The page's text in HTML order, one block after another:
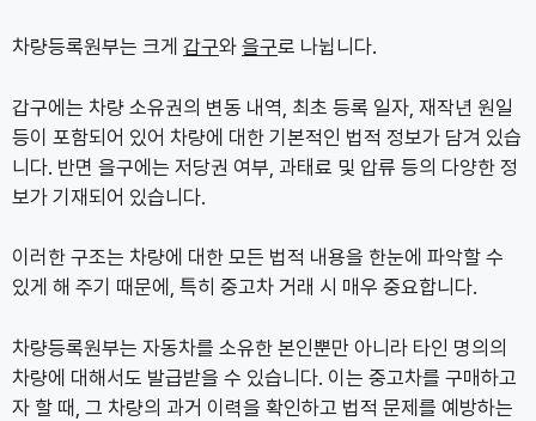
차량등록원부는 크게 갑구와 을구로 나뉩니다.
갑구에는 차량 소유권의 변동 내역, 최초 등록 일자, 재작년 원일
등이 포함되어 있어 차량에 대한 기본적인 법적 정보가 담겨 있습
니다. 반면 을구에는 저당권 여부, 과태료 및 압류 등의 다양한 정
보가 기재되어 있습니다.
이러한 구조는 차량에 대한 모든 법적 내용을 한눈에 파악할 수
있게 해 주기 때문에, 특히 중고차 거래 시 매우 중요합니다.
차량등록원부는 자동차를 소유한 본인뿐만 아니라 타인 명의의
차량에 대해서도 발급받을 수 있습니다. 이는 중고차를 구매하고
자 할 때, 그 차량의 과거 이력을 확인하고 법적 문제를 예방하는